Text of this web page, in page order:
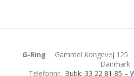
G-Ring Gammel Kongevej 125
Danmark
Telefonnr.: Butik: 33 22 81 85 –